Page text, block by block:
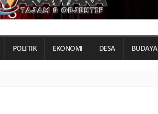
POLITIK EKONOMI DESA BUDAYA